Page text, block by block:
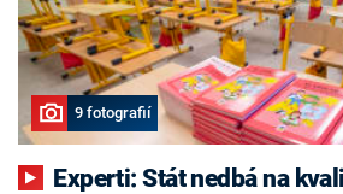
9 fotografií